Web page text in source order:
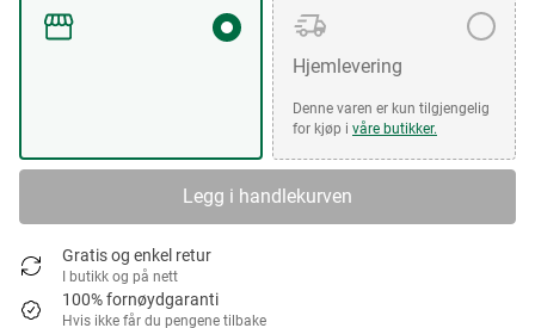
Hjemlevering
Denne varen er kun tilgjengelig
for kjøp i våre butikker.
Legg i handlekurven
Gratis og enkel retur
I butikk og på nett
100% fornøydgaranti
Hvis ikke får du pengene tilbake